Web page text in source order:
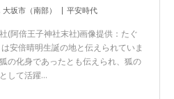
大坂市（南部） 平安時代
阿倍王子神社末社)画像提供：たぐ
安倍晴明生誕の地と伝えられていま
の化身であったとも伝えられ、狐の
して活躍…